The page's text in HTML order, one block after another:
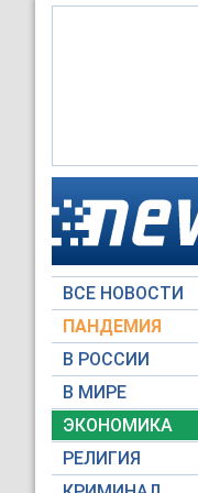
ВСЕ НОВОСТИ
ПАНДЕМИЯ
В РОССИИ
В МИРЕ
ЭКОНОМИКА
РЕЛИГИЯ